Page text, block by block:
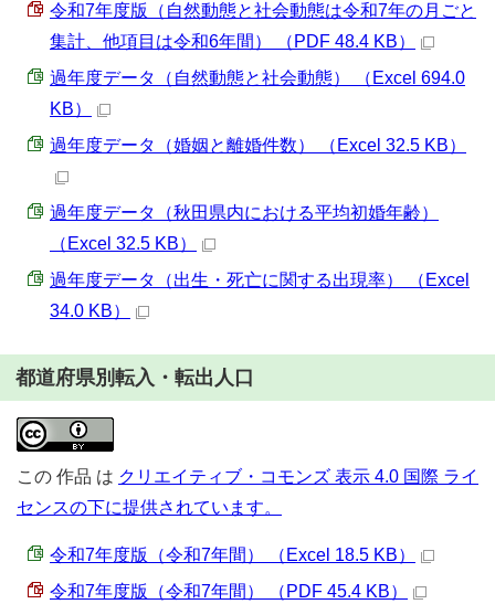
令和7年度版（自然動態と社会動態は令和7年の月ごと
集計、他項目は令和6年間） （PDF 48.4 KB）
過年度データ（自然動態と社会動態） （Excel 694.0
KB）
過年度データ（婚姻と離婚件数） （Excel 32.5 KB）
過年度データ（秋田県内における平均初婚年齢）
（Excel 32.5 KB）
過年度データ（出生・死亡に関する出現率） （Excel
34.0 KB）
都道府県別転入・転出人口
この 作品 は クリエイティブ・コモンズ 表示 4.0 国際 ライ
センスの下に提供されています。
令和7年度版（令和7年間） （Excel 18.5 KB）
令和7年度版（令和7年間） （PDF 45.4 KB）